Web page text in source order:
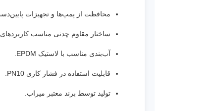
محافظت از پمپ‌ها و تجهیزات
ساختار مقاوم چدنی مناسب کاربردهای
آب‌بندی مناسب با لاستیک EPDM.
قابلیت استفاده در فشار کاری PN10.
تولید توسط برند معتبر میراب.